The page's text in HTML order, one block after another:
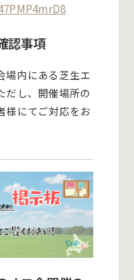
認事項
場内にある芝生エ
だし、開催場所の
様にてご対応をお